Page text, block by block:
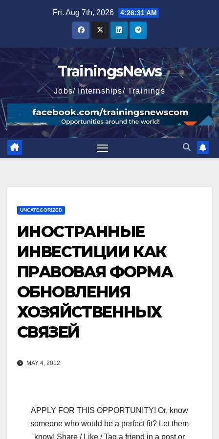
Fri. Aug 7th, 2026 4:26:32 AM
TrainingsNews
Jobs/ Internships/ Trainings
UNCATEGORIZED
ИНОСТРАННЫЕ
ИНВЕСТИЦИИ КАК
ПРАВОВАЯ ФОРМА
ОБНОВЛЕНИЯ
ХОЗЯЙСТВЕННЫХ
СВЯЗЕЙ
MAY 4, 2012
APPLY FOR THIS OPPORTUNITY! Or, know
someone who would be a perfect fit? Let them
know! Share / Like / Tag a friend in a post or